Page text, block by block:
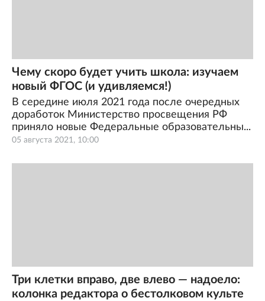
05 августа 2021, 10:00
Чему скоро будет учить школа: изучаем
новый ФГОС (и удивляемся!)
В середине июля 2021 года после очередных
доработок Министерство просвещения РФ
приняло новые Федеральные образовательны...
Три клетки вправо, две влево — надоело:
колонка редактора о бестолковом культе